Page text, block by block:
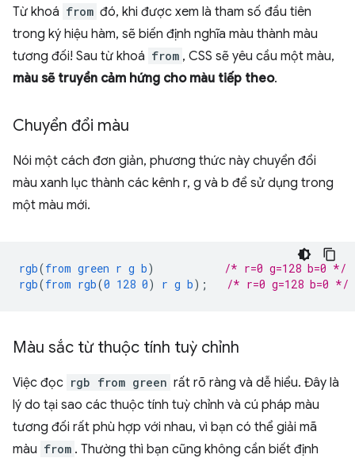
Từ khoá from đó, khi được xem là tham số đầu tiên
trong ký hiệu hàm, sẽ biến định nghĩa màu thành màu
tương đối! Sau từ khoá from , CSS sẽ yêu cầu một màu,
màu sẽ truyền cảm hứng cho màu tiếp theo.
Chuyển đổi màu
Nói một cách đơn giản, phương thức này chuyển đổi
màu xanh lục thành các kênh r, g và b để sử dụng trong
một màu mới.
rgb(from green r g b)
/* r=0 g=128 b=0 */
rgb(from rgb(0 128 0) r g b); /* r=0 g=128 b=0 */
Màu sắc từ thuộc tính tuỳ chỉnh
Việc đọc rgb from green rất rõ ràng và dễ hiểu. Đây là
lý do tại sao các thuộc tính tuỳ chỉnh và cú pháp màu
tương đối rất phù hợp với nhau, vì bạn có thể giải mã
màu from . Thường thì bạn cũng không cần biết định